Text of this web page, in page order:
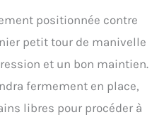
positionnée contre
petit tour de manivelle
et un bon maintien.
fermement en place,
libres pour procéder à